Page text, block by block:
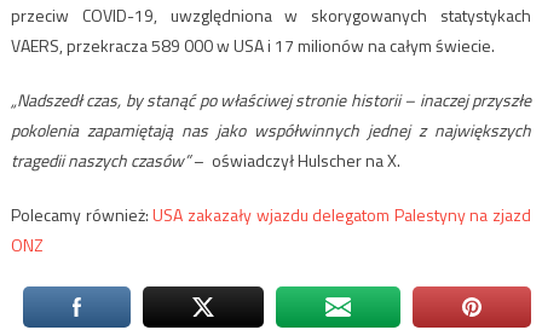
przeciw COVID-19, uwzględniona w skorygowanych statystykach
VAERS, przekracza 589 000 w USA i 17 milionów na całym świecie.
„Nadszedł czas, by stanąć po właściwej stronie historii – inaczej przyszłe
pokolenia zapamiętają nas jako współwinnych jednej z największych
tragedii naszych czasów”– oświadczył Hulscher na X.
Polecamy również:USA zakazały wjazdu delegatom Palestyny na zjazd
ONZ